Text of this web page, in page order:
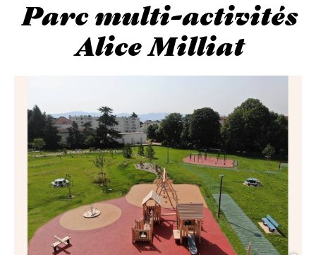
Parc multi-activités
Alice Milliat